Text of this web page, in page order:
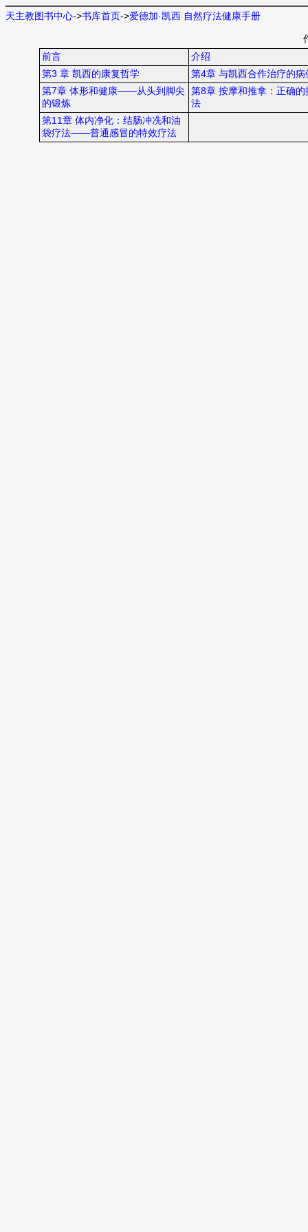
天主教图书中心->书库首页->爱德加·凯西 自然疗法健康手册
前言
介绍
第3 章 凯西的康复哲学
第4章 与凯西合作治疗的病
第7章 体形和健康——从头到脚尖
的锻炼
第8章 按摩和推拿：正确的
法
第11章 体内净化：结肠冲冼和油
袋疗法——普通感冒的特效疗法